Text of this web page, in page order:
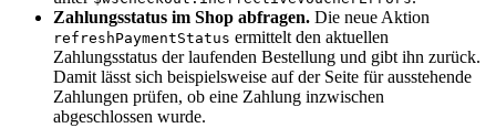
Zahlungsstatus im Shop abfragen. Die neue Aktion
refreshPaymentStatus ermittelt den aktuellen
Zahlungsstatus der laufenden Bestellung und gibt ihn zurück.
Damit lässt sich beispielsweise auf der Seite für ausstehende
Zahlungen prüfen, ob eine Zahlung inzwischen
abgeschlossen wurde.